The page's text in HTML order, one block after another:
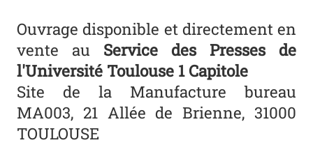
Ouvrage disponible et directement en
vente au Service des Presses de
l'Université Toulouse 1 Capitole
Site de la Manufacture bureau
MA003, 21 Allée de Brienne, 31000
TOULOUSE